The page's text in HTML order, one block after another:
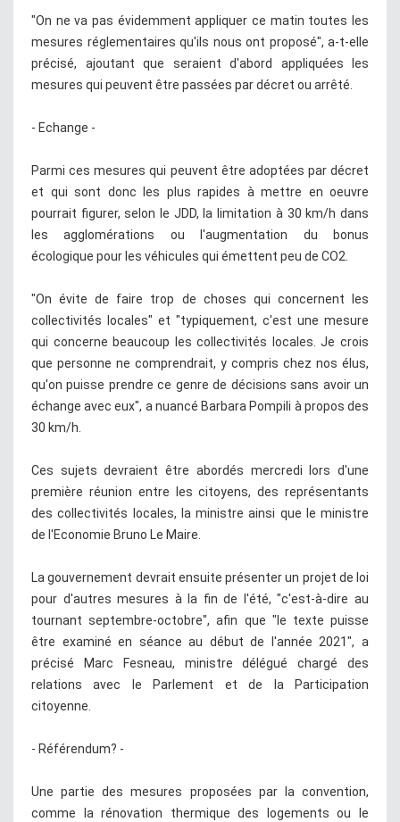
"On ne va pas évidemment appliquer ce matin toutes les
mesures réglementaires qu'ils nous ont proposé", a-t-elle
précisé, ajoutant que seraient d'abord appliquées les
mesures qui peuvent être passées par décret ou arrêté.
- Echange -
Parmi ces mesures qui peuvent être adoptées par décret
et qui sont donc les plus rapides à mettre en oeuvre
pourrait figurer, selon le JDD, la limitation à 30 km/h dans
les agglomérations ou l'augmentation du bonus
écologique pour les véhicules qui émettent peu de CO2.
"On évite de faire trop de choses qui concernent les
collectivités locales" et "typiquement, c'est une mesure
qui concerne beaucoup les collectivités locales. Je crois
que personne ne comprendrait, y compris chez nos élus,
qu'on puisse prendre ce genre de décisions sans avoir un
échange avec eux", a nuancé Barbara Pompili à propos des
30 km/h.
Ces sujets devraient être abordés mercredi lors d'une
première réunion entre les citoyens, des représentants
des collectivités locales, la ministre ainsi que le ministre
de l'Economie Bruno Le Maire.
La gouvernement devrait ensuite présenter un projet de loi
pour d'autres mesures à la fin de l'été, "c'est-à-dire au
tournant septembre-octobre", afin que "le texte puisse
être examiné en séance au début de l'année 2021", a
précisé Marc Fesneau, ministre délégué chargé des
relations avec le Parlement et de la Participation
citoyenne.
- Référendum? -
Une partie des mesures proposées par la convention,
comme la rénovation thermique des logements ou le